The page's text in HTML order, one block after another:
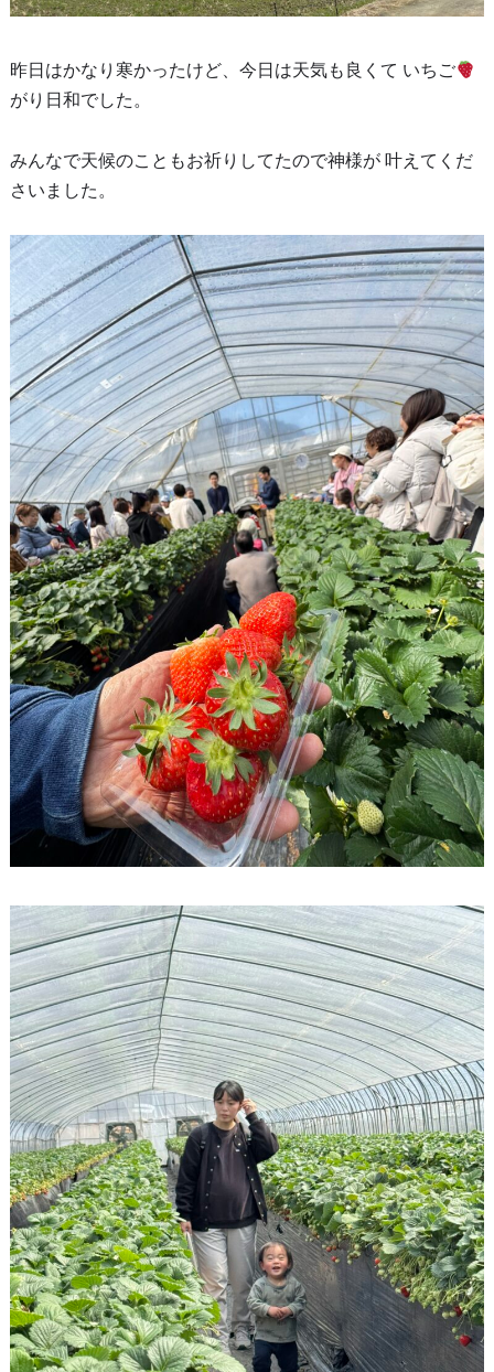
昨日はかなり寒かったけど、今日は天気も良くて いちご
がり日和でした。
みんなで天候のこともお祈りしてたので神様が 叶えてくだ
さいました。